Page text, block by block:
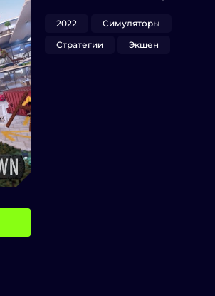
2022
Симуляторы
Стратегии
Экшен